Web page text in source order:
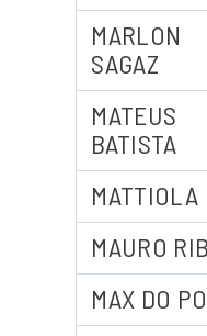
MARLON
SAGAZ
MATEUS
BATISTA
MATTIOLA
MAURO
MAX DO